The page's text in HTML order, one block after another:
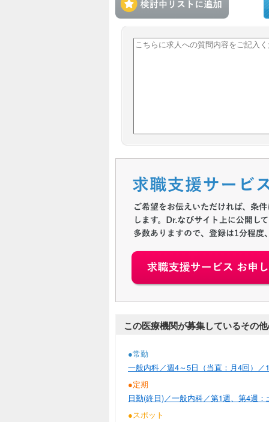
この医療機関が募集しているその
●常勤
一般内科／週4～5日（当直：月4回）／
●定期
日勤(終日)／一般内科／第1週、第4週
●スポット